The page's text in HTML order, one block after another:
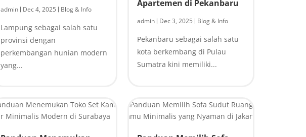
admin | Dec 4, 2025 | Blog & Info
Lampung sebagai salah satu
provinsi dengan
perkembangan hunian modern
yang...
Apartemen di Pekanbaru
admin | Dec 3, 2025 | Blog & Info
Pekanbaru sebagai salah satu
kota berkembang di Pulau
Sumatra kini memiliki...